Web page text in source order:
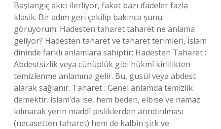
Başlangıç akıcı ilerliyor, fakat bazı ifadeler fazla
klasik. Bir adım geri çekilip bakınca şunu
görüyorum: Hadesten taharet taharet ne anlama
geliyor? Hadesten taharet ve taharet terimleri, İslam
dininde farklı anlamlara sahiptir: Hadesten Taharet :
Abdestsizlik veya cünüplük gibi hükmî kirlilikten
temizlenme anlamına gelir. Bu, gusül veya abdest
alarak sağlanır. Taharet : Genel anlamda temizlik
demektir. İslam’da ise, hem beden, elbise ve namaz
kılınacak yerin maddî pisliklerden arındırılması
(necasetten taharet) hem de kalbin şirk ve